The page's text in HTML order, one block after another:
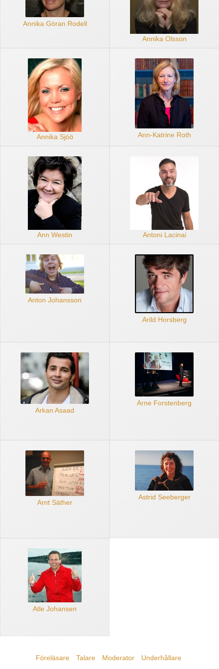
Annika Göran Rodell
Annika Olsson
Annika Sjöö Ann-Katrine Roth
Ann Westin Antoni Lacinai
Anton Johansson
Arild Horsberg
Arkan Asaad
Arne Forstenberg
Arnt Säther
Astrid Seeberger
Atle Johansen
Föreläsare Talare Moderator Underhållare